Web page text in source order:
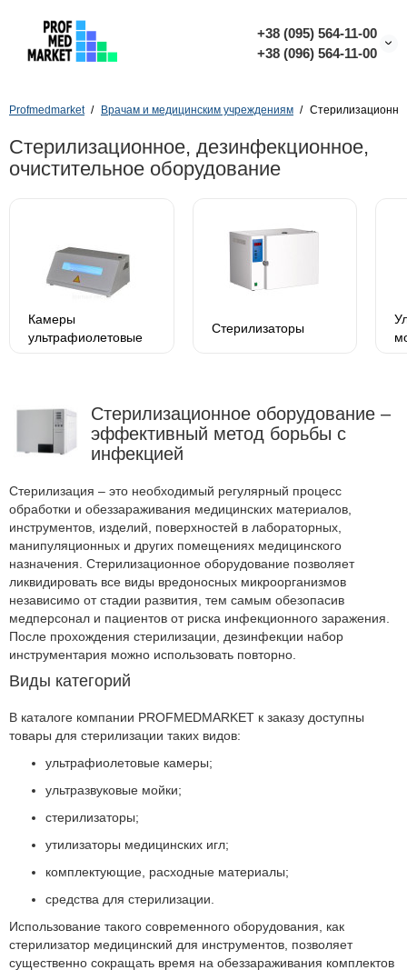
+38 (095) 564-11-00
+38 (096) 564-11-00
Profmedmarket Врачам и медицинским учреждениям
Стерилизационное, дезинфекционное,
очистительное оборудование
Камеры
ультрафиолетовые
Стерилизаторы
Стерилизационное оборудование –
эффективный метод борьбы с
инфекцией
Стерилизация – это необходимый регулярный процесс
обработки и обеззараживания медицинских материалов,
инструментов, изделий, поверхностей в лабораторных,
манипуляционных и других помещениях медицинского
назначения. Стерилизационное оборудование позволяет
ликвидировать все виды вредоносных микроорганизмов
независимо от стадии развития, тем самым обезопасив
медперсонал и пациентов от риска инфекционного заражения.
После прохождения стерилизации, дезинфекции набор
инструментария можно использовать повторно.
Виды категорий
В каталоге компании PROFMEDMARKET к заказу доступны
товары для стерилизации таких видов:
ультрафиолетовые камеры;
ультразвуковые мойки;
стерилизаторы;
утилизаторы медицинских игл;
комплектующие, расходные материалы;
средства для стерилизации.
Использование такого современного оборудования, как
стерилизатор медицинский для инструментов, позволяет
существенно сокращать время на обеззараживания комплектов